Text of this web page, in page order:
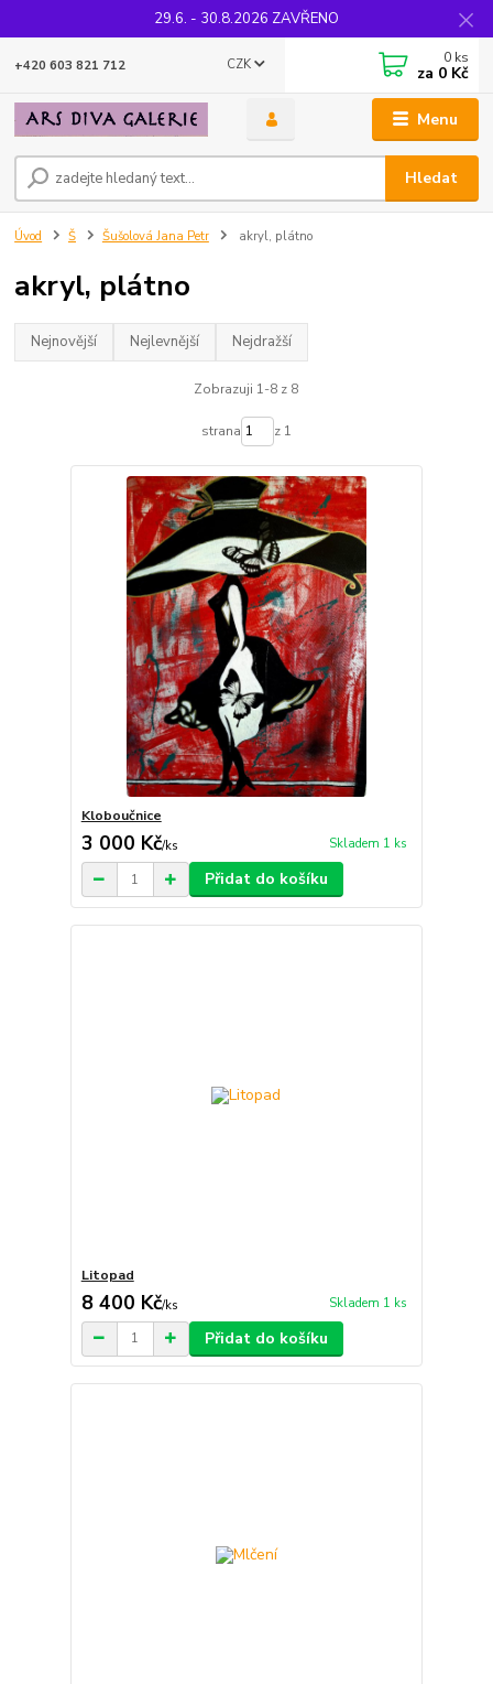
29.6. - 30.8.2026 ZAVŘENO
Menu
CZK
Hledat
+420 603 821 712 0 ks
za 0 Kč
Úvod Š Šušolová Jana Petr akryl, plátno
akryl, plátno
Nejnovější Nejlevnější Nejdražší
Zobrazuji 1-8 z 8
strana z 1
Kloboučnice
3 000 Kč/ks Skladem 1 ks
Přidat do košíku
Litopad
8 400 Kč/ks Skladem 1 ks
Přidat do košíku